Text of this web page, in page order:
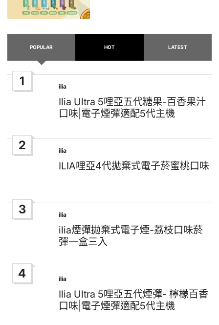
POPULAR HOT LATEST
1
Posted
in
ilia
Ilia Ultra 5哩亞五代糖果-百香果汁
口味|電子煙彈適配5代主機
2
Posted
in
ilia
ILIA哩亞4代拋棄式電子菸蜜桃口味
3
Posted
in
ilia
ilia煙彈拋棄式電子煙-荔枝口味菸
彈一盒三入
4
Posted
in
ilia
Ilia Ultra 5哩亞五代煙彈- 檸檬百香
口味|電子煙彈適配5代主機